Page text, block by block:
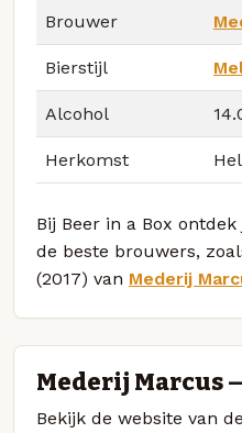
Brouwer
Bierstijl
Alcohol
Herkomst
Bij Beer in a Box
de beste brouwers,
(2017) van Mederij
Mederij Marcus
Bekijk de website van